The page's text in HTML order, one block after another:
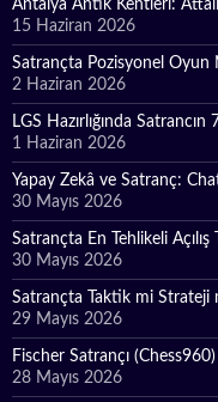
Antalya Antik Kentleri:
15 Haziran 2026
Satrançta Pozisyonel Oyun
2 Haziran 2026
LGS Hazırlığında
1 Haziran 2026
Yapay Zekâ ve Satranç:
30 Mayıs 2026
Satrançta En Tehlikeli Açılış
30 Mayıs 2026
Satrançta Taktik mi Strateji
29 Mayıs 2026
Fischer Satrançı
28 Mayıs 2026